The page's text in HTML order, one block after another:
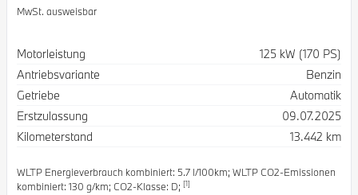
MwSt. ausweisbar
Spezifikation
Motorleistung
125 kW (170 PS)
Antriebsvariante
Benzin
Getriebe
Automatik
Erstzulassung
09.07.2025
Kilometerstand
13.442 km
WLTP Energieverbrauch kombiniert: 5.7 l/100km; WLTP CO2-Emissionen
kombiniert: 130 g/km; CO2-Klasse: D; [1]